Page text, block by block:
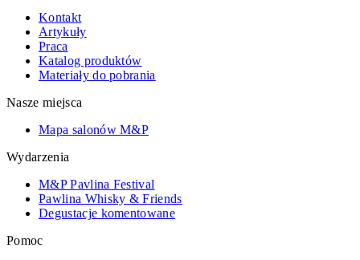
Kontakt
Artykuły
Praca
Katalog produktów
Materiały do pobrania
Nasze miejsca
Mapa salonów M&P
Wydarzenia
M&P Pavlina Festival
Pawlina Whisky & Friends
Degustacje komentowane
Pomoc